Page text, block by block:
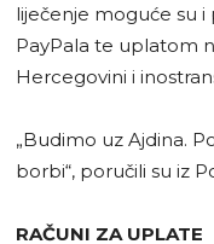
liječenje moguće su
PayPala te uplatom
Hercegovini i
„Budimo uz Ajdina.
borbi“, poručili su iz
RAČUNI ZA UPLATE